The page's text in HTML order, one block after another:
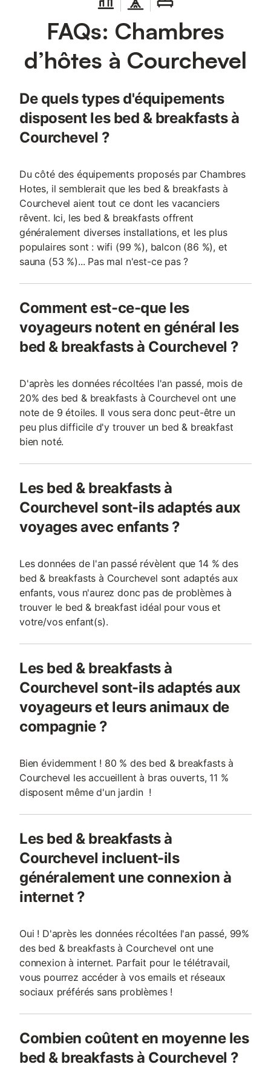
L'établissement est entièrement non-fumeurs. Le centre-ville se
situe à 800 m, tandis que la gare et les transports en commun
sont à 2,5 km. Les activités locales incluent le ski, et la propriété
et Saddle Courchevel à 500 m. D'autres points d'intérêt comme
FAQs: Chambres
d’hôtes à Courchevel
De quels types d'équipements
disposent les bed & breakfasts à
Courchevel ?
Du côté des équipements proposés par Chambres
Hotes, il semblerait que les bed & breakfasts à
Courchevel aient tout ce dont les vacanciers
rêvent. Ici, les bed & breakfasts offrent
généralement diverses installations, et les plus
populaires sont : wifi (99 %), balcon (86 %), et
sauna (53 %)... Pas mal n'est-ce pas ?
Comment est-ce-que les
voyageurs notent en général les
bed & breakfasts à Courchevel ?
D'après les données récoltées l'an passé, mois de
20% des bed & breakfasts à Courchevel ont une
note de 9 étoiles. Il vous sera donc peut-être un
peu plus difficile d'y trouver un bed & breakfast
bien noté.
Les bed & breakfasts à
Courchevel sont-ils adaptés aux
voyages avec enfants ?
Les données de l'an passé révèlent que 14 % des
bed & breakfasts à Courchevel sont adaptés aux
enfants, vous n'aurez donc pas de problèmes à
trouver le bed & breakfast idéal pour vous et
votre/vos enfant(s).
Les bed & breakfasts à
Courchevel sont-ils adaptés aux
voyageurs et leurs animaux de
compagnie ?
Bien évidemment ! 80 % des bed & breakfasts à
Courchevel les accueillent à bras ouverts, 11 %
disposent même d'un jardin !
Les bed & breakfasts à
Courchevel incluent-ils
généralement une connexion à
internet ?
Oui ! D'après les données récoltées l'an passé, 99%
des bed & breakfasts à Courchevel ont une
connexion à internet. Parfait pour le télétravail,
vous pourrez accéder à vos emails et réseaux
sociaux préférés sans problèmes !
Combien coûtent en moyenne les
bed & breakfasts à Courchevel ?